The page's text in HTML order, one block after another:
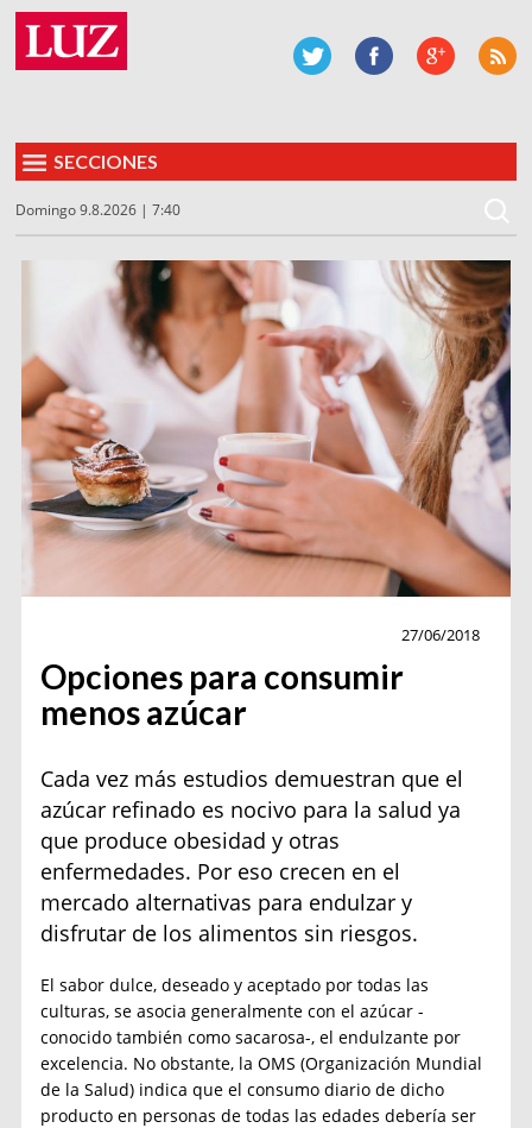
SECCIONES
Domingo 9.8.2026 | 7:40
27/06/2018
Opciones para consumir
menos azúcar
Cada vez más estudios demuestran que el
azúcar refinado es nocivo para la salud ya
que produce obesidad y otras
enfermedades. Por eso crecen en el
mercado alternativas para endulzar y
disfrutar de los alimentos sin riesgos.
El sabor dulce, deseado y aceptado por todas las
culturas, se asocia generalmente con el azúcar -
conocido también como sacarosa-, el endulzante por
excelencia. No obstante, la OMS (Organización Mundial
de la Salud) indica que el consumo diario de dicho
producto en personas de todas las edades debería ser